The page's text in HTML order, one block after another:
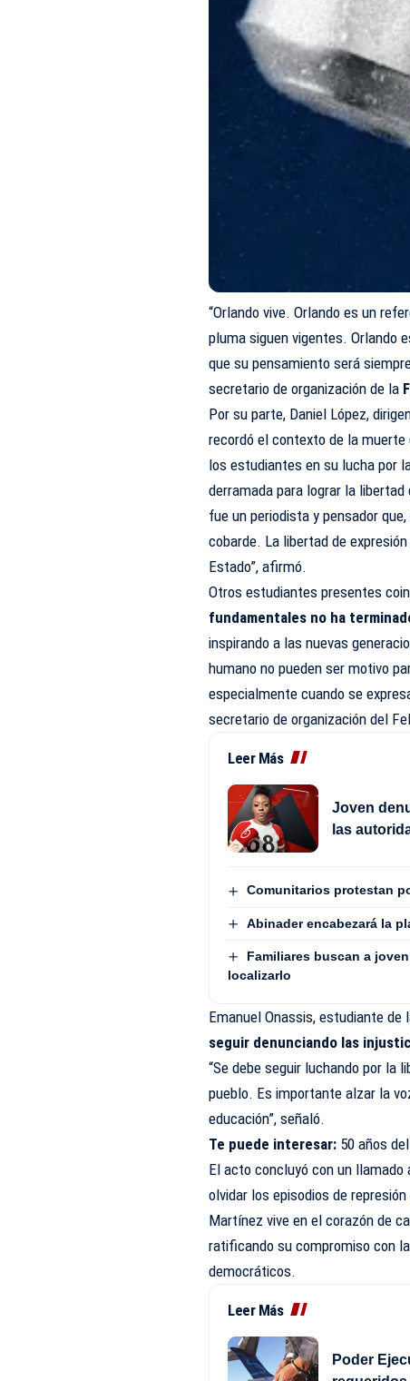
“Orlando vive. Orlando es un
pluma siguen vigentes. Orlando
que su pensamiento será
secretario de organización de la
Por su parte, Daniel López,
recordó el contexto de la
los estudiantes en su lucha por
derramada para lograr la
fue un periodista y pensador
cobarde. La libertad de
Estado”, afirmó.
Otros estudiantes presentes
fundamentales no ha
inspirando a las nuevas
humano no pueden ser motivo
especialmente cuando se
secretario de organización del
Leer Más
Joven
las
Comunitarios protestan
Abinader encabezará la
Familiares buscan a
localizarlo
Emanuel Onassis, estudiante
seguir denunciando las
“Se debe seguir luchando por la
pueblo. Es importante alzar la
educación”, señaló.
Te puede interesar: 50 años
El acto concluyó con un llamado
olvidar los episodios de
Martínez vive en el corazón de
ratificando su compromiso con
democráticos.
Leer Más
Poder